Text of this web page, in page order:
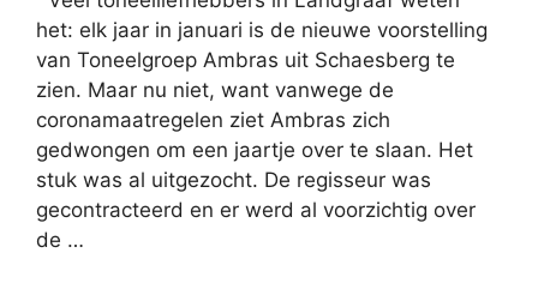
het: elk jaar in januari is de nieuwe voorstelling
van Toneelgroep Ambras uit Schaesberg te
zien. Maar nu niet, want vanwege de
coronamaatregelen ziet Ambras zich
gedwongen om een jaartje over te slaan. Het
stuk was al uitgezocht. De regisseur was
gecontracteerd en er werd al voorzichtig over
de …